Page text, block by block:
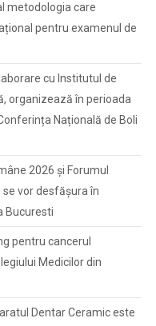
metodologia care
pentru examenul de
cu Institutul de
organizează în perioada
Națională de Boli
2026 și Forumul
vor desfășura în
Bucuresti
pentru cancerul
Medicilor din
Dentar Ceramic este